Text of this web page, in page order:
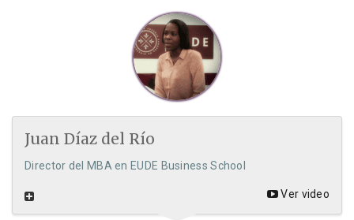
Juan Díaz del Río
Director del MBA en EUDE Business School
Ver video